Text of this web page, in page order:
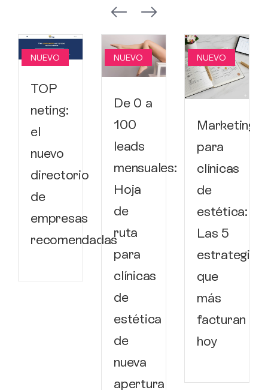
NUEVO
TOP
neting:
el
nuevo
directorio
de
empresas
recomendadas
NUEVO
De 0 a
100
leads
mensuales:
Hoja
de
ruta
para
clínicas
de
estética
de
nueva
apertura
NUEVO
Marketing
para
clínicas
de
estética:
Las 5
estrategias
que
más
facturan
hoy